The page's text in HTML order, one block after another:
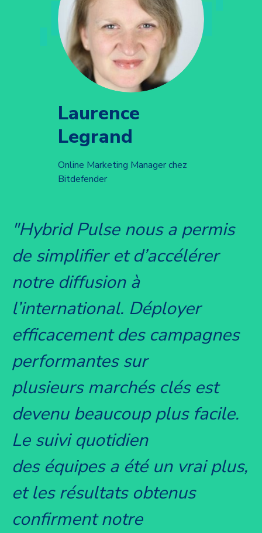
Laurence
Legrand
Online Marketing Manager chez
Bitdefender
"Hybrid Pulse nous a permis
de simplifier et d’accélérer
notre diffusion à
l’international. Déployer
efficacement des campagnes
performantes sur
plusieurs marchés clés est
devenu beaucoup plus facile.
Le suivi quotidien
des équipes a été un vrai plus,
et les résultats obtenus
confirment notre